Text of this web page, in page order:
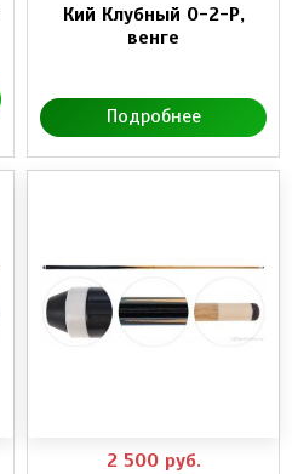
Кий Клубный 0-2-Р,
венге
Подробнее
2 500 руб.